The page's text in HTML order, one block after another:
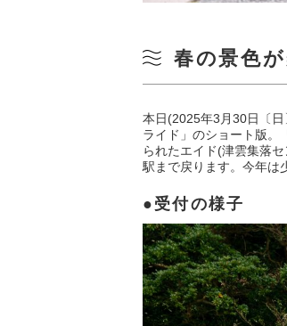
春の景色
本日(2025年3月30日〔
ライド」のショート版。
られたエイド(津雲集落
駅まで戻ります。今年は
受付の様子